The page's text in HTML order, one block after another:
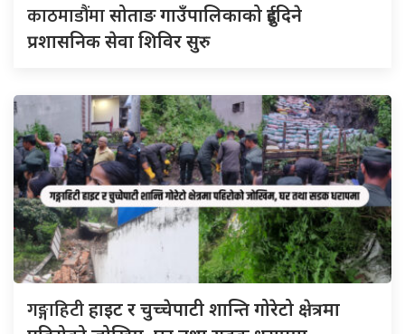
काठमाडौंमासोताङ गाउँपालिकाको दुईदिने
प्रशासनिक सेवा शिविर सुरु
गङ्गाहिटीहाइट र चुच्चेपाटी शान्ति गोरेटो क्षेत्रमा